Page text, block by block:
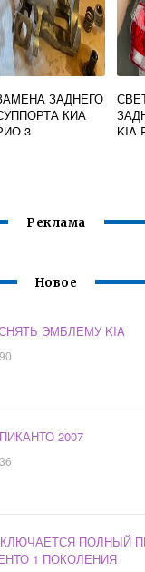
ЗАДНЕГО
КИА
3
KIA
Реклама
Новое
ЭМБЛЕМУ KIA
2007
ПОЛНЫЙ
1 ПОКОЛЕНИЯ